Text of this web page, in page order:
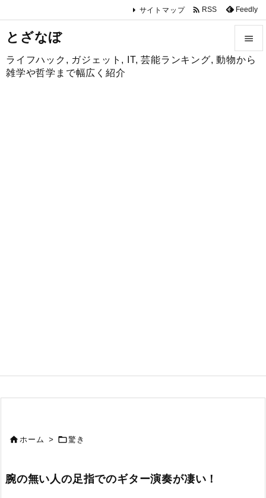
とざなぼ
ライフハック, ガジェット, IT, 芸能ランキング, 動物から
雑学や哲学まで幅広く紹介


サイトマップ  RSS Feedly
ホーム > 驚き
腕の無い人の足指でのギター演奏が凄い！